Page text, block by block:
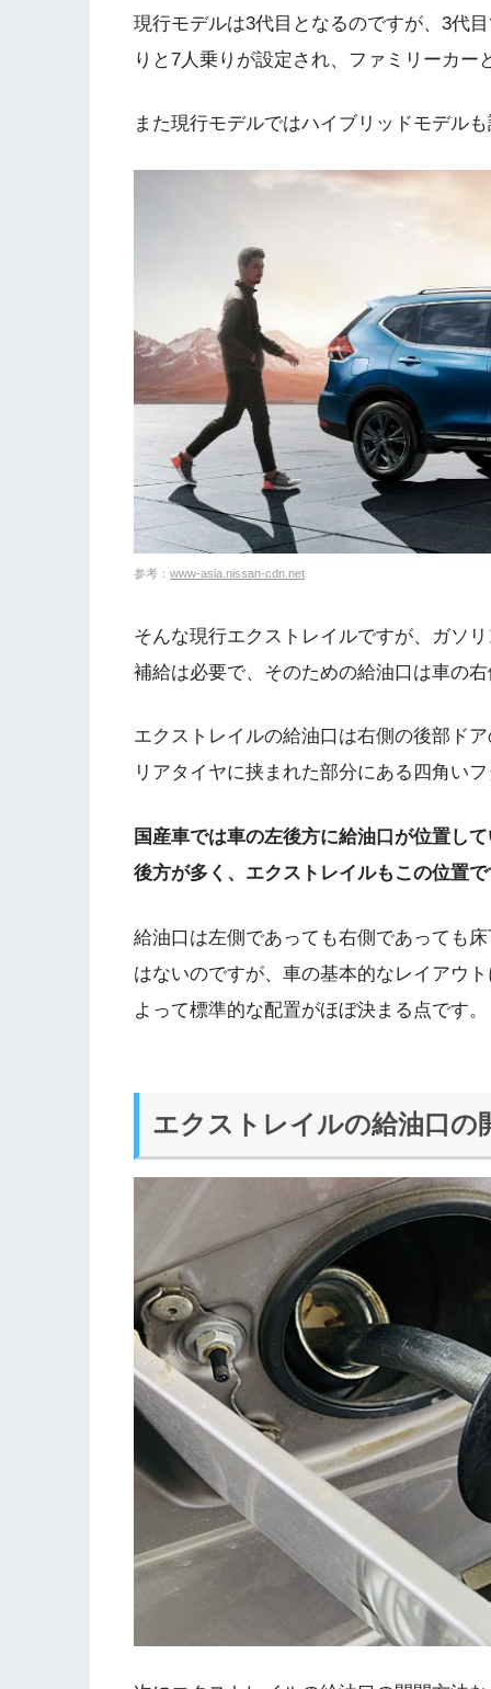
現行モデルは3代目となるのですが、3代
りと7人乗りが設定され、ファミリーカ
また現行モデルではハイブリッドモデル
参考： www-asia.nissan-cdn.net
そんな現行エクストレイルですが、ガソ
補給は必要で、そのための給油口は車の
エクストレイルの給油口は右側の後部ド
リアタイヤに挟まれた部分にある四角い
国産車では車の左後方に給油口が位置し
後方が多く、エクストレイルもこの位置
給油口は左側であっても右側であっても
はないのですが、車の基本的なレイアウ
よって標準的な配置がほぼ決まる点です。
エクストレイルの給油口の